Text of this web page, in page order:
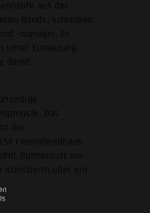
aus der
Bands, schreiben
-manager. Es
unter Einhaltung
damit
Das
der
Feierabendhaus
Bühnenluft vor
Künstlerin oder ein